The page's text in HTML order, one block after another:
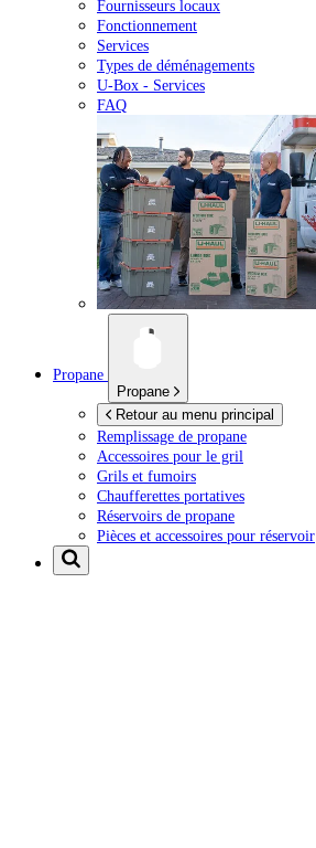
Fournisseurs locaux
Fonctionnement
Services
Types de déménagements
U-Box - Services
FAQ
Propane
Propane
Retour au menu principal
Remplissage de propane
Accessoires pour le gril
Grils et fumoirs
Chaufferettes portatives
Réservoirs de propane
Pièces et accessoires pour réservoir